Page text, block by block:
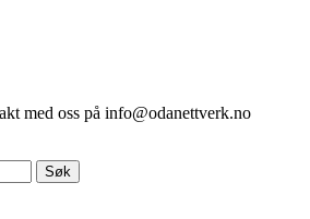
med oss på info@odanettverk.no